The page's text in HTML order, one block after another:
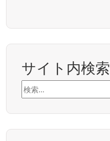
サイト内検索
検
索: